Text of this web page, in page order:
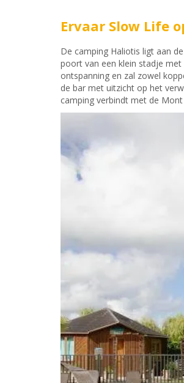
Ervaar Slow Life
De camping Haliotis ligt aan
poort van een klein stadje
ontspanning en zal zowel
de bar met uitzicht op het
camping verbindt met de